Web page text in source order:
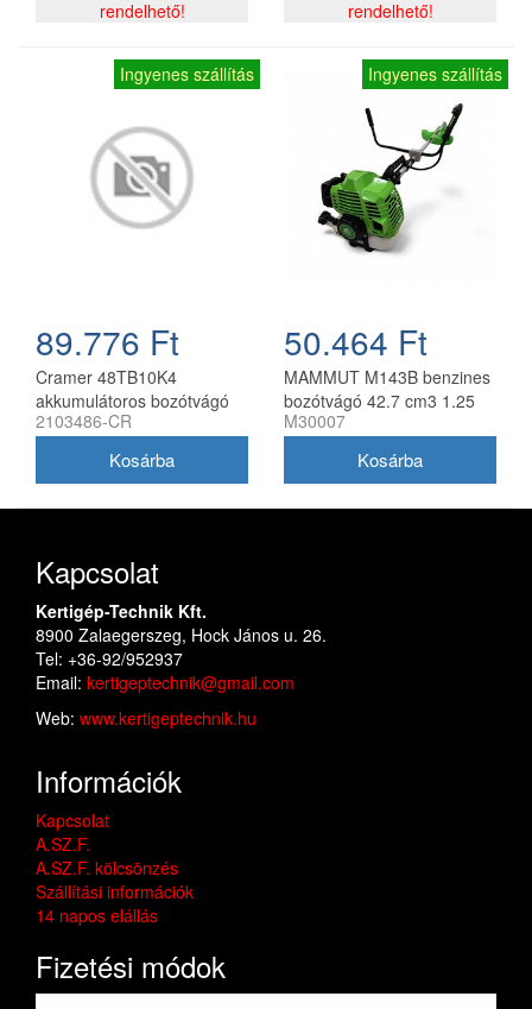
rendelhető!
rendelhető!
Ingyenes szállítás
89.776 Ft
Cramer 48TB10K4
akkumulátoros bozótvágó
48V kerékpár fogantyúval
2103486-CR
Ingyenes szállítás
50.464 Ft
MAMMUT M143B benzines
bozótvágó 42.7 cm3 1.25
kW 1.7 LE 2 ütemű
M30007
Kapcsolat
Kertigép-Technik Kft.
8900 Zalaegerszeg, Hock János u. 26.
Tel: +36-92/952937
Email: kertigeptechnik@gmail.com
Web: www.kertigeptechnik.hu
Információk
Kapcsolat
A.SZ.F.
A.SZ.F. kölcsönzés
Szállítási információk
14 napos elállás
Fizetési módok